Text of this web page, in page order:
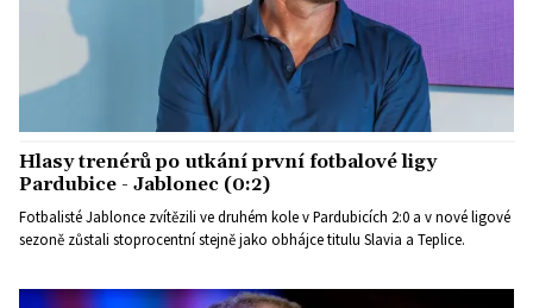
Hlasy trenérů po utkání první fotbalové ligy
Pardubice - Jablonec (0:2)
Fotbalisté Jablonce zvítězili ve druhém kole v Pardubicích 2:0 a v nové ligové
sezoně zůstali stoprocentní stejně jako obhájce titulu Slavia a Teplice.